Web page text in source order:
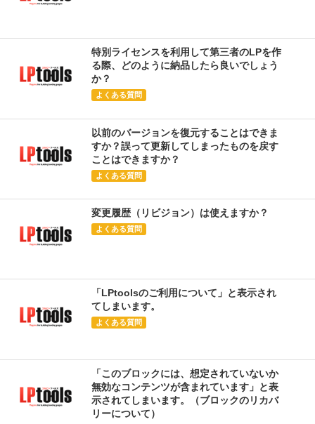
特別ライセンスを利用して第三者のLPを作
る際、どのように納品したら良いでしょう
か？
よくある質問
以前のバージョンを復元することはできま
すか？誤って更新してしまったものを戻す
ことはできますか？
よくある質問
変更履歴（リビジョン）は使えますか？
よくある質問
「LPtoolsのご利用について」と表示され
てしまいます。
よくある質問
「このブロックには、想定されていないか
無効なコンテンツが含まれています」と表
示されてしまいます。（ブロックのリカバ
リーについて）